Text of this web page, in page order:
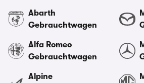
Abarth
Gebrauchtwagen
Alfa Romeo
Gebrauchtwagen
Alpine